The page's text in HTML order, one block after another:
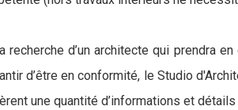
recherche d’un architecte qui prendra
d’être en conformité, le Studio
une quantité d’informations et